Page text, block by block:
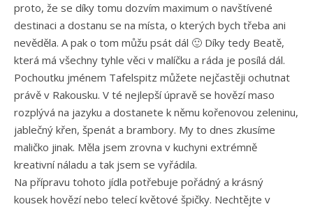
proto, že se díky tomu dozvím maximum o navštívené
destinaci a dostanu se na místa, o kterých bych třeba ani
nevěděla. A pak o tom můžu psát dál 🙂 Díky tedy Beatě,
která má všechny tyhle věci v malíčku a ráda je posílá dál.
Pochoutku jménem Tafelspitz můžete nejčastěji ochutnat
právě v Rakousku. V té nejlepší úpravě se hovězí maso
rozplývá na jazyku a dostanete k němu kořenovou zeleninu,
jablečný křen, špenát a brambory. My to dnes zkusíme
maličko jinak. Měla jsem zrovna v kuchyni extrémně
kreativní náladu a tak jsem se vyřádila.
Na přípravu tohoto jídla potřebuje pořádný a krásný
kousek hovězí nebo telecí květové špičky. Nechtějte v